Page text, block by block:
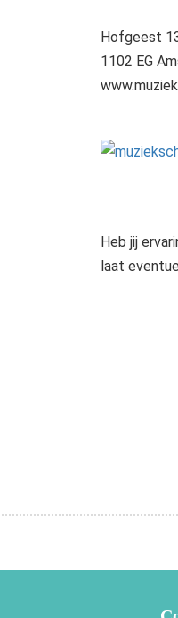
Hofgeest
1102 EG
Heb jij
laat